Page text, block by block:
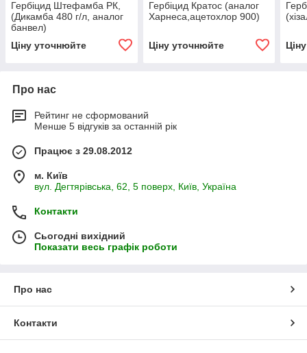
Гербіцид Штефамба РК,
(Дикамба 480 г/л, аналог
банвел)
Ціну уточнюйте
Гербіцид Кратос (аналог
Харнеса,ацетохлор 900)
Ціну уточнюйте
Про нас
Рейтинг не сформований
Менше 5 відгуків за останній рік
Працює з 29.08.2012
м. Київ
вул. Дегтярівська, 62, 5 поверх, Київ, Україна
Контакти
Сьогодні вихідний
Показати весь графік роботи
Про нас
Контакти